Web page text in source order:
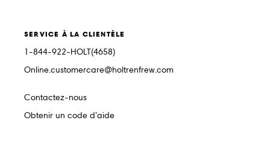
SERVICE À LA CLIENTÈLE
1-844-922-HOLT(4658)
Online.customercare@holtrenfrew.com
Contactez-nous
Obtenir un code d’aide